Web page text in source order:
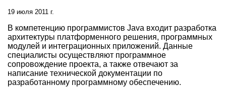
19 июля 2011 г.
В компетенцию программистов Java входит разработка
архитектуры платформенного решения, программных
модулей и интеграционных приложений. Данные
специалисты осуществляют программное
сопровождение проекта, а также отвечают за
написание технической документации по
разработанному программному обеспечению.